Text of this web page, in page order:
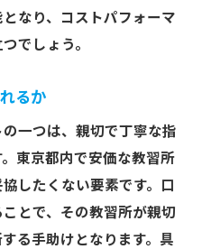
なり、コストパフォーマ
でしょう。
るか
一つは、親切で丁寧な指
東京都内で安価な教習所
したくない要素です。口
とで、その教習所が親切
る手助けとなります。具